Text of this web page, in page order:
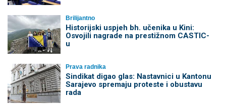
Brilijantno
Historijski uspjeh bh. učenika u Kini:
Osvojili nagrade na prestižnom CASTIC-
u
Prava radnika
Sindikat digao glas: Nastavnici u Kantonu
Sarajevo spremaju proteste i obustavu
rada